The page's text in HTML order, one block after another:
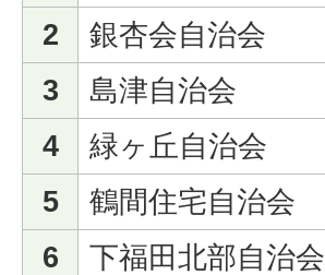
2
銀杏会自治会
3
島津自治会
4
緑ヶ丘自治会
5
鶴間住宅自治会
6
下福田北部自治会